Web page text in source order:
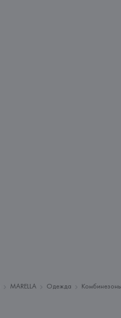
MARELLA Одежда Комбинезоны